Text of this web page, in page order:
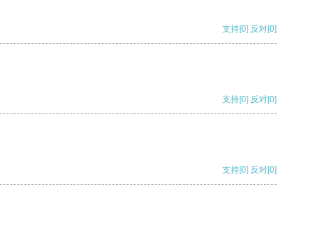
支持[0] 反对[0]
支持[0] 反对[0]
支持[0] 反对[0]